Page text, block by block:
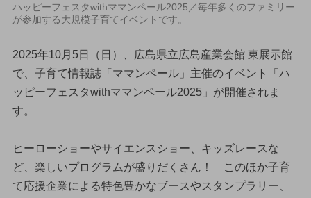
ハッピーフェスタwithママンペール2025／毎年多くのファミリー
が参加する大規模子育てイベントです。
2025年10月5日（日）、広島県立広島産業会館 東展示館
で、子育て情報誌「ママンペール」主催のイベント「ハ
ッピーフェスタwithママンペール2025」が開催されま
す。
ヒーローショーやサイエンスショー、キッズレースな
ど、楽しいプログラムが盛りだくさん！ このほか子育
て応援企業による特色豊かなブースやスタンプラリー、